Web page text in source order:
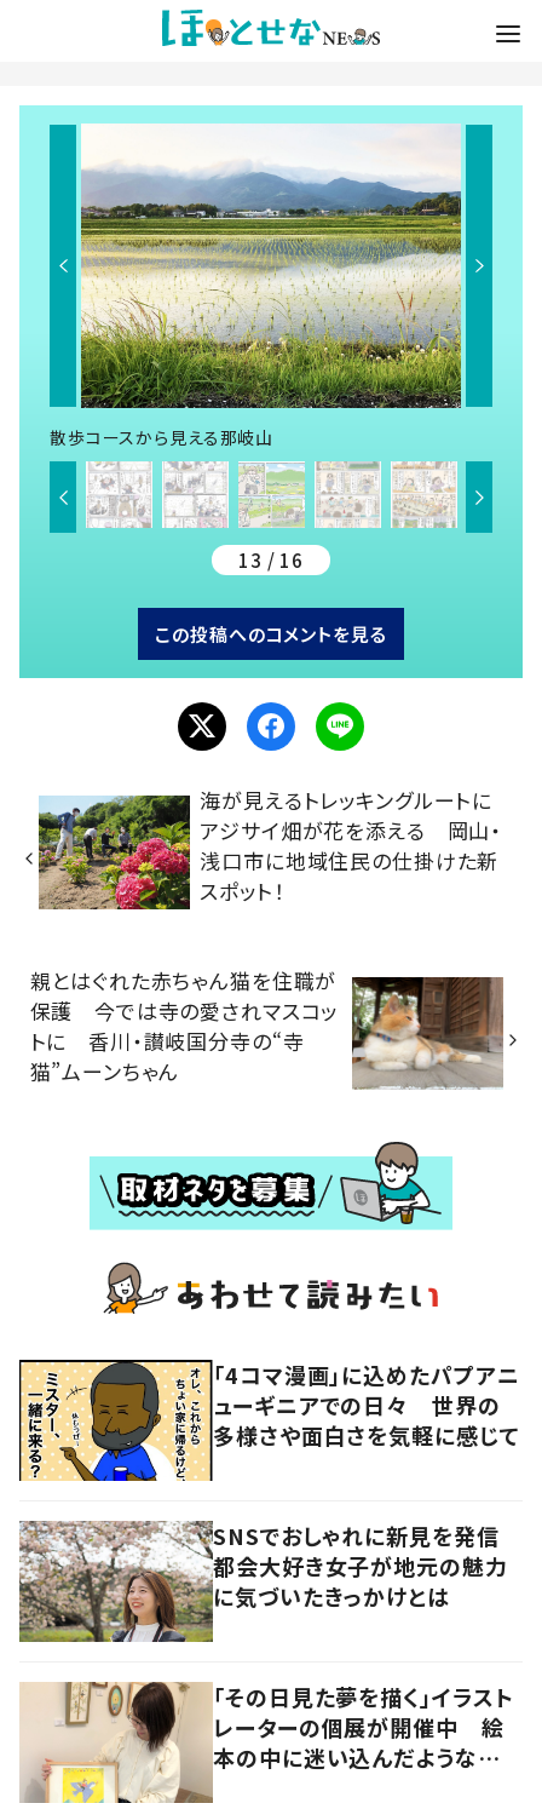
散歩コースから見える那岐山
13 / 16
この投稿へのコメントを見る
海が見えるトレッキングルートに
アジサイ畑が花を添える 岡山・
浅口市に地域住民の仕掛けた新
スポット！
親とはぐれた赤ちゃん猫を住職が
保護 今では寺の愛されマスコッ
トに 香川・讃岐国分寺の“寺
猫”ムーンちゃん
「4コマ漫画」に込めたパプアニ
ューギニアでの日々 世界の
多様さや面白さを気軽に感じて
SNSでおしゃれに新見を発信
都会大好き女子が地元の魅力
に気づいたきっかけとは
「その日見た夢を描く」イラスト
レーターの個展が開催中 絵
本の中に迷い込んだような想